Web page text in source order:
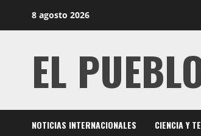
8 agosto 2026
EL
NOTICIAS INTERNACIONALES CIENCIA Y